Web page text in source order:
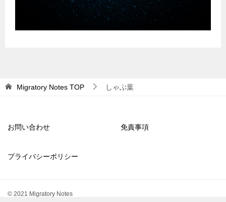
Migratory Notes TOP しゃぶ葉
お問い合わせ 免責事項
プライバシーポリシー
© 2021 Migratory Notes